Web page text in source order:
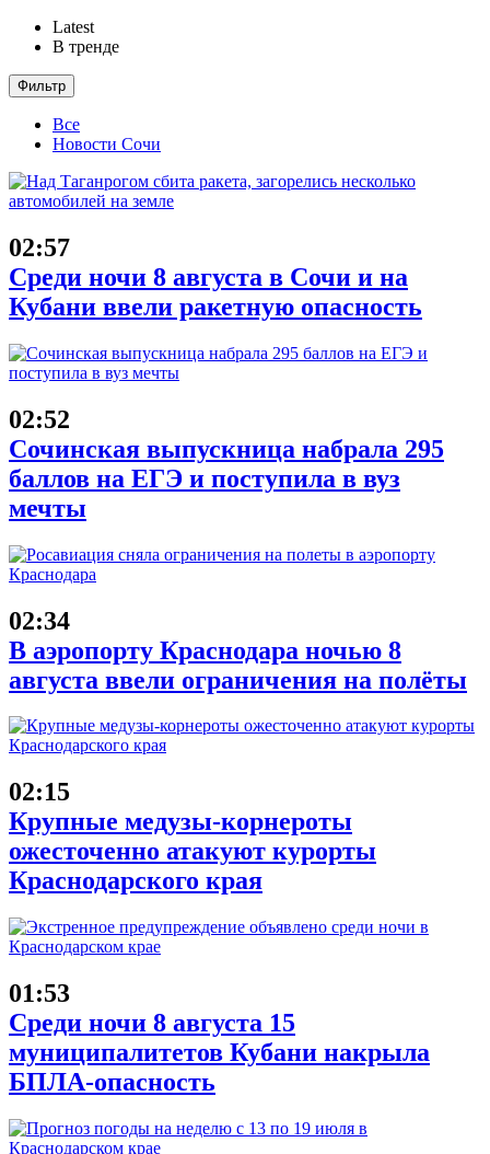
Latest
В тренде
Фильтр
Все
Новости Сочи
02:57
Среди ночи 8 августа в Сочи и на
Кубани ввели ракетную опасность
02:52
Сочинская выпускница набрала 295
баллов на ЕГЭ и поступила в вуз
мечты
02:34
В аэропорту Краснодара ночью 8
августа ввели ограничения на полёты
02:15
Крупные медузы-корнероты
ожесточенно атакуют курорты
Краснодарского края
01:53
Среди ночи 8 августа 15
муниципалитетов Кубани накрыла
БПЛА-опасность